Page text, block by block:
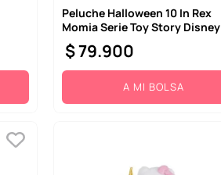
Peluche Halloween 10 In Rex
Momia Serie Toy Story Disney
$79.900
A MI BOLSA